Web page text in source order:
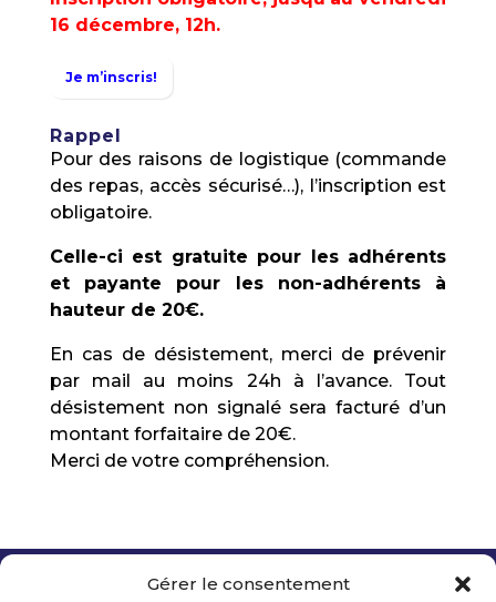
Gérer le consentement
16 décembre, 12h.
Je m’inscris!
Rappel
Pour des raisons de logistique (commande
des repas, accès sécurisé…), l’inscription est
obligatoire.
Celle-ci est gratuite pour les adhérents
et payante pour les non-adhérents à
hauteur de 20€.
En cas de désistement, merci de prévenir
par mail au moins 24h à l’avance. Tout
désistement non signalé sera facturé d’un
montant forfaitaire de 20€.
Merci de votre compréhension.